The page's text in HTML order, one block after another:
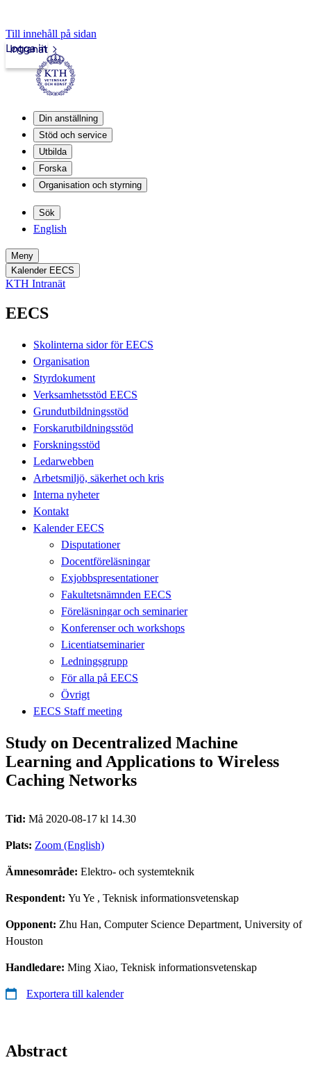
Till innehåll på sidan
Intranät
Logga in
Din anställning
Stöd och service
Utbilda
Forska
Organisation och styrning
Sök
English
Meny
Kalender EECS
KTH Intranät
EECS
Skolinterna sidor för EECS
Organisation
Styrdokument
Verksamhetsstöd EECS
Grundutbildningsstöd
Forskarutbildningsstöd
Forskningsstöd
Ledarwebben
Arbetsmiljö, säkerhet och kris
Interna nyheter
Kontakt
Kalender EECS
Disputationer
Docentföreläsningar
Exjobbspresentationer
Fakultetsnämnden EECS
Föreläsningar och seminarier
Konferenser och workshops
Licentiatseminarier
Ledningsgrupp
För alla på EECS
Övrigt
EECS Staff meeting
Study on Decentralized Machine
Learning and Applications to Wireless
Caching Networks
Tid: Må 2020-08-17 kl 14.30
Plats: Zoom (English)
Ämnesområde: Elektro- och systemteknik
Respondent: Yu Ye , Teknisk informationsvetenskap
Opponent: Zhu Han, Computer Science Department, University of
Houston
Handledare: Ming Xiao, Teknisk informationsvetenskap
Exportera till kalender
Abstract